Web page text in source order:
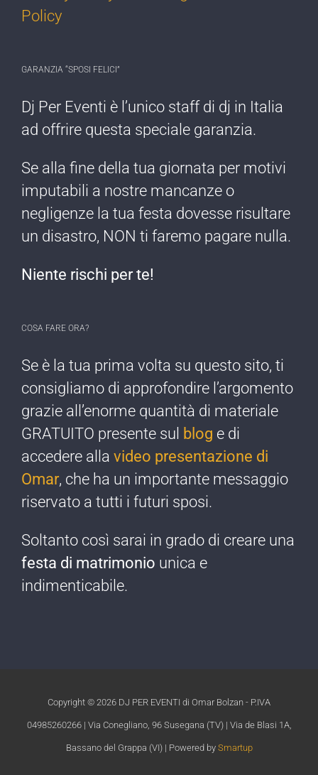
Policy
GARANZIA “SPOSI FELICI”
Dj Per Eventi è l’​unico staff di dj ​in Italia
ad offrire ​questa speciale garanzia.
Se alla fine della tua giornata per motivi
imputabili a nostre mancanze o
negligenze ​la tua festa dovesse risultare
un disastro, NON ti faremo pagare nulla​.
Niente rischi per te!​
COSA FARE ORA?
Se è la tua prima ​volta su questo sito, ti
consigliamo di approfondire l’argomento
grazie all’enorme quantità di materiale
GRATUITO presente sul blog e di
accedere alla video presentazione di
Omar, che ha un importante messaggio
riservato a tutti i futuri sposi.
Soltanto così sarai in grado di creare una
festa di matrimonio unica e
indimenticabile.​
Copyright © 2026 DJ PER EVENTI di Omar Bolzan - P.IVA
04985260266 | Via Conegliano, 96 Susegana (TV) | Via de Blasi 1A,
Bassano del Grappa (VI) | Powered by Smartup